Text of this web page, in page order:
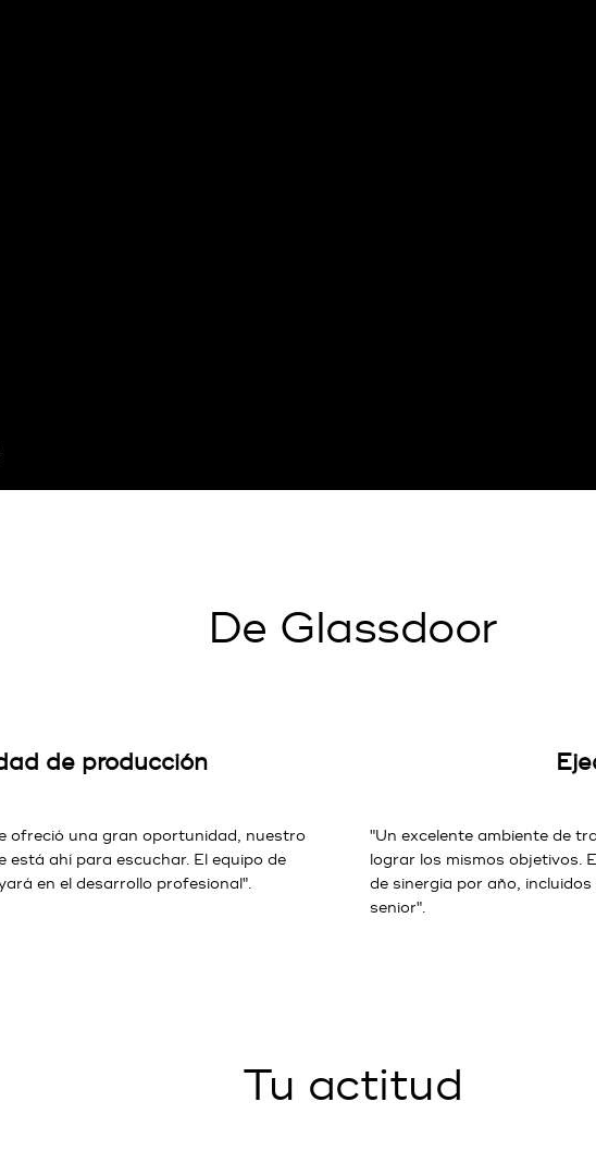
De Glassdoor
de producción
ofreció una gran oportunidad, nuestro
está ahí para escuchar. El equipo de
en el desarrollo profesional".
"Un excelente ambiente de
lograr los mismos objetivos.
de sinergia por año,
senior".
Tu actitud